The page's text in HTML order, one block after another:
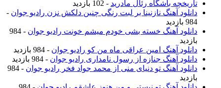
تاریخچه باشگاه رئال مادرید- 102 بازدید
دانلود آهنگ نازنینا بر لبت رنگی چنین دلکش نزن رادیو جوان-
984 بازدید
دانلود آهنگ خسته بشی خودم میشم خونت رادیو جوان
- 984
بازدید
دانلود آهنگ امین عراقی ماه من کو رادیو جوان- 984 بازدید
دانلود آهنگ جنازه از رسول نامداری رادیو جوان- 984 بازدید
دانلود آهنگ تو دنیای منی از محمد جواد فخر رادیو جوان
- 984
بازدید